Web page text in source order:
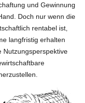
und Gewinnung
Doch nur wenn die
rentabel ist,
langfristig erhalten
Nutzungsperspektive